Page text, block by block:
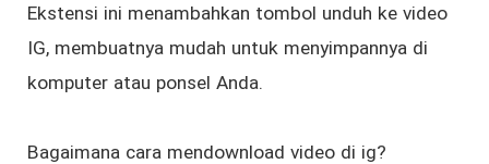
Ekstensi ini menambahkan tombol unduh ke video
IG, membuatnya mudah untuk menyimpannya di
komputer atau ponsel Anda.
Bagaimana cara mendownload video di ig?